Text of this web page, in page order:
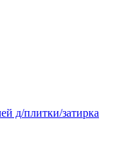
д/плитки/затирка